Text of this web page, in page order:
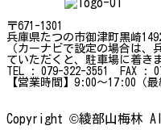
〒671-1301
兵庫県たつの市御津町黒崎
（カーナビで設定の場合は、
ていただくと、駐車場に着き
TEL : 079-322-3551 FAX :
【営業時間】9:00～17:00（最
Copyright ©綾部山梅林